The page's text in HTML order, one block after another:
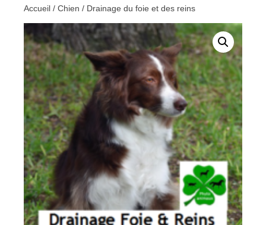
Accueil / Chien / Drainage du foie et des reins